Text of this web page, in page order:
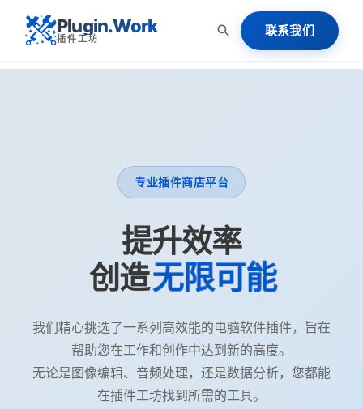
Plugin.Work
插件工坊
联系我们
专业插件商店平台
提升效率
创造无限可能
我们精心挑选了一系列高效能的电脑软件插件，旨在
帮助您在工作和创作中达到新的高度。
无论是图像编辑、音频处理，还是数据分析，您都能
在插件工坊找到所需的工具。